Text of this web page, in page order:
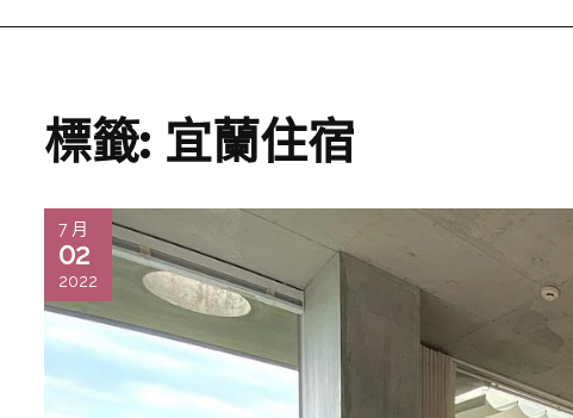
標籤: 宜蘭住宿
7 月
02
2022